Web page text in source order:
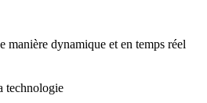
manière dynamique et en temps réel
technologie